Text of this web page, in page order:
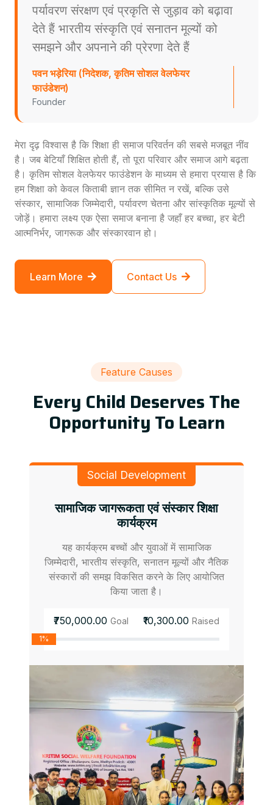
पर्यावरण संरक्षण एवं प्रकृति से जुड़ाव को बढ़ावा
देते हैं भारतीय संस्कृति एवं सनातन मूल्यों को
समझने और अपनाने की प्रेरणा देते हैं
पवन भड़ेरिया (निदेशक, कृतिम सोशल वेलफेयर
फाउंडेशन)
Founder
मेरा दृढ़ विश्वास है कि शिक्षा ही समाज परिवर्तन की सबसे मजबूत नींव
है। जब बेटियाँ शिक्षित होती हैं, तो पूरा परिवार और समाज आगे बढ़ता
है। कृतिम सोशल वेलफेयर फाउंडेशन के माध्यम से हमारा प्रयास है कि
हम शिक्षा को केवल किताबी ज्ञान तक सीमित न रखें, बल्कि उसे
संस्कार, सामाजिक जिम्मेदारी, पर्यावरण चेतना और सांस्कृतिक मूल्यों से
जोड़ें। हमारा लक्ष्य एक ऐसा समाज बनाना है जहाँ हर बच्चा, हर बेटी
आत्मनिर्भर, जागरूक और संस्कारवान हो।
Learn More Contact Us
Feature Causes
Every Child Deserves The
Opportunity To Learn
Social Development
सामाजिक जागरूकता एवं संस्कार शिक्षा
कार्यक्रम
यह कार्यक्रम बच्चों और युवाओं में सामाजिक
जिम्मेदारी, भारतीय संस्कृति, सनातन मूल्यों और नैतिक
संस्कारों की समझ विकसित करने के लिए आयोजित
किया जाता है।
₹750,000.00 Goal ₹10,300.00 Raised
1%